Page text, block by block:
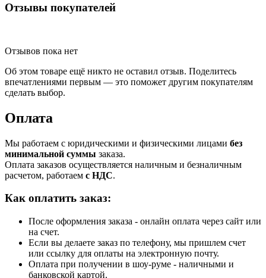
Отзывы покупателей
Отзывов пока нет
Об этом товаре ещё никто не оставил отзыв. Поделитесь
впечатлениями первым — это поможет другим покупателям
сделать выбор.
Оплата
Мы работаем с юридическими и физическими лицами без
минимальной суммы заказа.
Оплата заказов осуществляется наличным и безналичным
расчетом, работаем с НДС.
Как оплатить заказ:
После оформления заказа - онлайн оплата через сайт или
на счет.
Если вы делаете заказ по телефону, мы пришлем счет
или ссылку для оплаты на электронную почту.
Оплата при получении в шоу-руме - наличными и
банковской картой.